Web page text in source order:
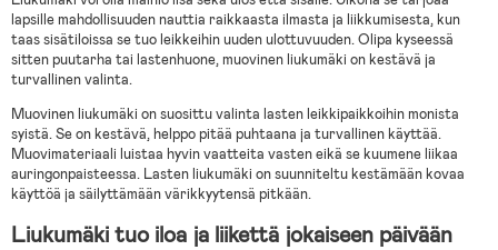
lapsille mahdollisuuden nauttia raikkaasta ilmasta ja liikkumisesta, kun
taas sisätiloissa se tuo leikkeihin uuden ulottuvuuden. Olipa kyseessä
sitten puutarha tai lastenhuone, muovinen liukumäki on kestävä ja
turvallinen valinta.
Muovinen liukumäki on suosittu valinta lasten leikkipaikkoihin monista
syistä. Se on kestävä, helppo pitää puhtaana ja turvallinen käyttää.
Muovimateriaali luistaa hyvin vaatteita vasten eikä se kuumene liikaa
auringonpaisteessa. Lasten liukumäki on suunniteltu kestämään kovaa
käyttöä ja säilyttämään värikkyytensä pitkään.
Liukumäki tuo iloa ja liikettä jokaiseen päivään